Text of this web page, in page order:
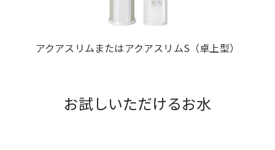
アクアスリムまたはアクアスリムS（卓上型）
お試しいただけるお水